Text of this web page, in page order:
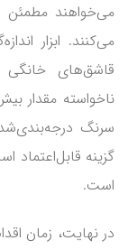
می‌خواهند مطمئن
می‌کنند. ابزار
قاشق‌های خانگی
ناخواسته مقدار
سرنگ
گزینه قابل‌اعتماد
است.
در نهایت، زمان